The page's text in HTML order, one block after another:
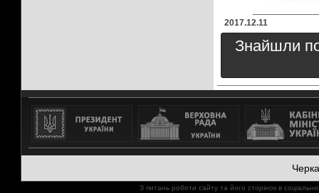
2017.12.11
Знайшли
З питань роботи сайту та його сторінок в